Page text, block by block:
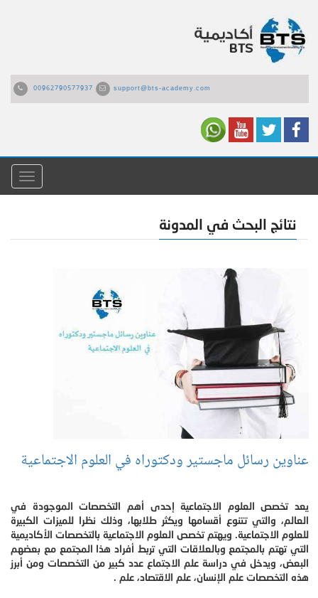
00962790577937 support@bts-academy.com
القائمة
نتائج البحث في المدونة
عناوين رسائل ماجستير ودكتوراه في العلوم الاجتماعية
يعد تخصص العلوم الاجتماعية إحدى أهم التخصصات الموجودة في
العالم، والتي تتنوع أقسامها ويكثر طلابها، وذلك نظرا للميزات الكبيرة
للعلوم الاجتماعية. ويهتم تخصص العلوم الاجتماعية بالتخصصات الأكاديمية
التي تهتم بالمجتمع وبالعلاقات التي تربط أفراد هذا المجتمع مع بعضهم
البعض، ويدخل في دراسة علم الاجتماع عدد كبير من التخصصات ومن أبرز
هذه التخصصات علم الإنسان، علم الاقتصاد، علم .